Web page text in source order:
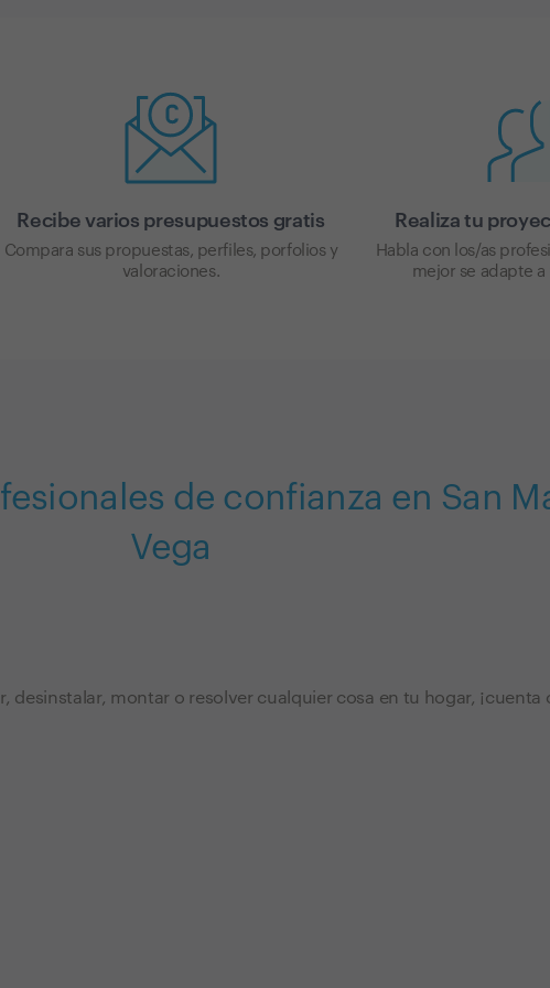
Recibe varios presupuestos gratis
Compara sus propuestas, perfiles, porfolios y
valoraciones.
Realiza tu
Habla con los/as
mejor se adapte
de confianza en San
Vega
desinstalar, montar o resolver cualquier cosa en tu hogar, ¡cuenta